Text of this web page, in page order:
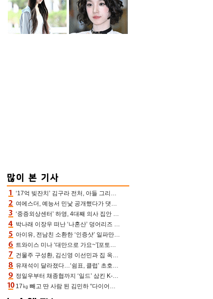
‘17억 빚잔치’ 김구라 전처, 아들 그리는 “나 뿐인데” 친엄마 챙기는 효심 눈길
여에스더, 예능서 민낯 공개했다가 댓글에 충격 “눈 왜 저렇게 처졌냐고”(에스더TV)
‘중증외상센터’ 하영, 4대째 의사 집안 인증 “증조부, 고종 황제 진료”(옥문아)[어제TV]
박나래 이장우 떠난 ‘나혼산’ 덩어리즈 왔다, 1인 1케이크에 팜유 전현무 충격[어제TV]
아이유, 전남친 소환한 ‘인증샷’ 일파만파 속…남사친 변우석 선물도 남겼나 ‘훈훈’
트와이스 미나 ‘대만으로 가요~’[포토엔HD]
건물주 구성환, 김신영 이선민과 집 옥상서 41만원 한우 파티 “화력이 성화봉송”(나혼산)
유재석이 달라졌다…‘쉼표, 클럽’ 초호화 코스에 주우재도 감탄 (놀면 뭐하니?)
정일우부터 채종협까지 ‘일드’ 삼킨 K-배우들의 매서운 돌풍
17㎏ 빼고 딴 사람 된 김민하 “다이어트 화제돼 깜짝, 이럴 일인가”(전현무계획4)[어제TV]